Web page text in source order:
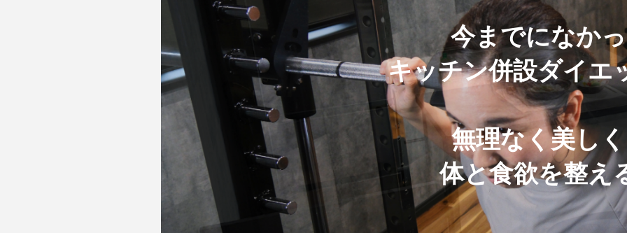
今までになかっ
キッチン併設ダイエ
無理なく美し く
体と食欲を整え